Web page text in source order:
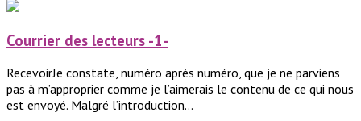
Courrier des lecteurs -1-
RecevoirJe constate, numéro après numéro, que je ne parviens
pas à m’approprier comme je l’aimerais le contenu de ce qui nous
est envoyé. Malgré l’introduction...